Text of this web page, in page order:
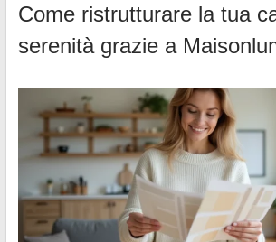
Come ristrutturare la tua
serenità grazie a